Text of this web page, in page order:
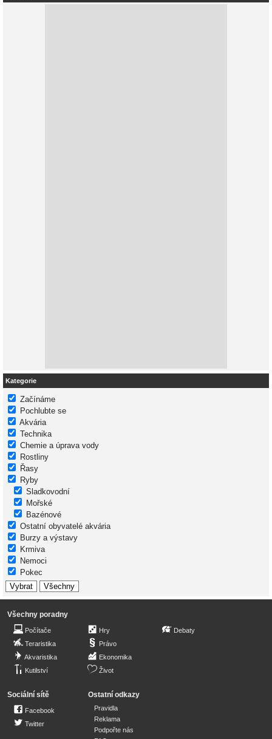
Kategorie
Začínáme
Pochlubte se
Akvária
Technika
Chemie a úprava vody
Rostliny
Řasy
Ryby
Sladkovodní
Mořské
Bazénové
Ostatní obyvatelé akvária
Burzy a výstavy
Krmiva
Nemoci
Pokec
Všechny poradny
Počítače
Teraristika
Akvaristika
Kutilství
Hry
Právo
Ekonomika
Život
Debaty
Sociální sítě
Facebook
Twitter
Ostatní odkazy
Pravidla
Reklama
Podpořte nás